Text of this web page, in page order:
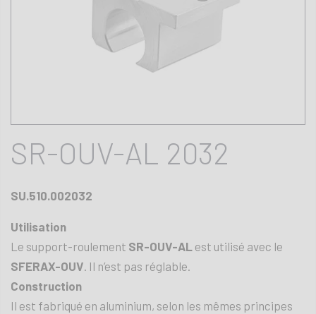
SR-OUV-AL 2032
SU.510.002032
Utilisation
Le support-roulement SR-OUV-AL est utilisé avec le
SFERAX-OUV . Il n’est pas réglable.
Construction
Il est fabriqué en aluminium, selon les mêmes principes